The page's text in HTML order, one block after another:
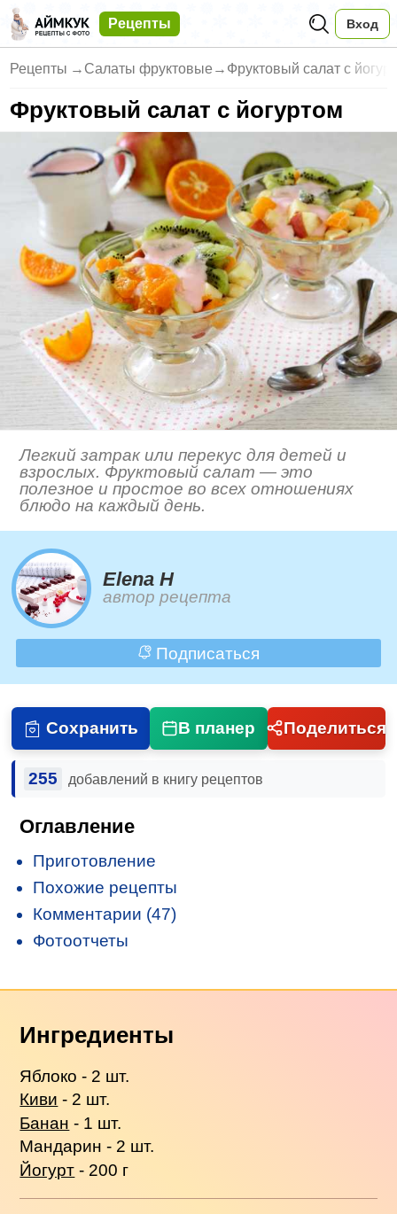
Рецепты Вход
Рецепты → Салаты фруктовые → Фруктовый салат с
Фруктовый салат с йогуртом
Легкий затрак или перекус для детей и
взрослых. Фруктовый салат — это
полезное и простое во всех отношениях
блюдо на каждый день.
Elena H
автор рецепта
Подписаться
Сохранить В планер Поделиться
255 добавлений в книгу рецептов
Оглавление
Приготовление
Похожие рецепты
Комментарии (47)
Фотоотчеты
Ингредиенты
Яблоко - 2 шт.
Киви - 2 шт.
Банан - 1 шт.
Мандарин - 2 шт.
Йогурт - 200 г